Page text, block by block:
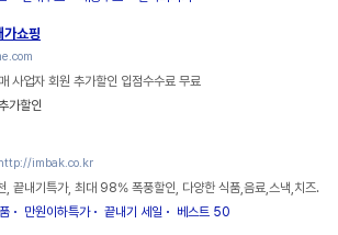
쇼핑
사업자 회원 추가할인 입점수수료 무료
가할인
imbak.co.kr
, 끝내기특가, 최대 98% 폭풍할인, 다양한 식품,음료,스낵,치즈.
만원이하특가 끝내기 세일 베스트 50